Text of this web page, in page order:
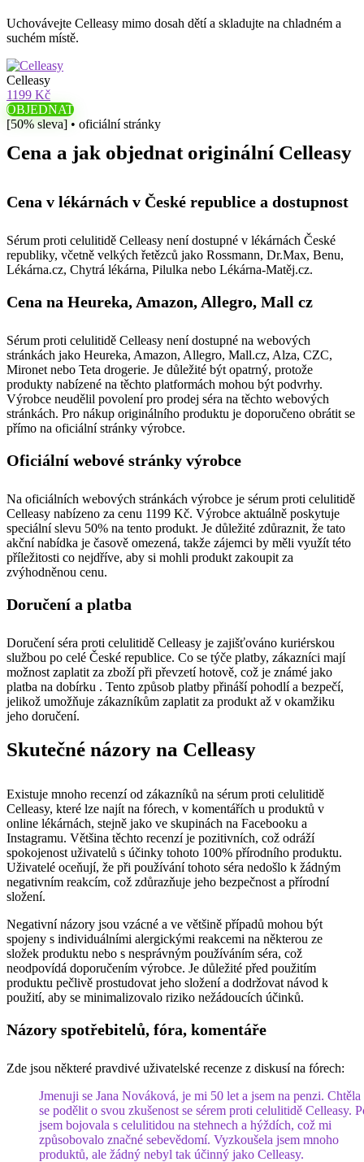
Uchovávejte Celleasy mimo dosah dětí a skladujte na chladném a
suchém místě.
Celleasy
1199 Kč
OBJEDNAT
[50% sleva] • oficiální stránky
Cena a jak objednat originální Celleasy
Cena v lékárnách v České republice a dostupnost
Sérum proti celulitidě Celleasy není dostupné v lékárnách České
republiky, včetně velkých řetězců jako Rossmann, Dr.Max, Benu,
Lékárna.cz, Chytrá lékárna, Pilulka nebo Lékárna-Matěj.cz.
Cena na Heureka, Amazon, Allegro, Mall cz
Sérum proti celulitidě Celleasy není dostupné na webových
stránkách jako Heureka, Amazon, Allegro, Mall.cz, Alza, CZC,
Mironet nebo Teta drogerie. Je důležité být opatrný, protože
produkty nabízené na těchto platformách mohou být podvrhy.
Výrobce neudělil povolení pro prodej séra na těchto webových
stránkách. Pro nákup originálního produktu je doporučeno obrátit se
přímo na oficiální stránky výrobce.
Oficiální webové stránky výrobce
Na oficiálních webových stránkách výrobce je sérum proti celulitidě
Celleasy nabízeno za cenu 1199 Kč. Výrobce aktuálně poskytuje
speciální slevu 50% na tento produkt. Je důležité zdůraznit, že tato
akční nabídka je časově omezená, takže zájemci by měli využít této
příležitosti co nejdříve, aby si mohli produkt zakoupit za
zvýhodněnou cenu.
Doručení a platba
Doručení séra proti celulitidě Celleasy je zajišťováno kuriérskou
službou po celé České republice. Co se týče platby, zákazníci mají
možnost zaplatit za zboží při převzetí hotově, což je známé jako
platba na dobírku . Tento způsob platby přináší pohodlí a bezpečí,
jelikož umožňuje zákazníkům zaplatit za produkt až v okamžiku
jeho doručení.
Skutečné názory na Celleasy
Existuje mnoho recenzí od zákazníků na sérum proti celulitidě
Celleasy, které lze najít na fórech, v komentářích u produktů v
online lékárnách, stejně jako ve skupinách na Facebooku a
Instagramu. Většina těchto recenzí je pozitivních, což odráží
spokojenost uživatelů s účinky tohoto 100% přírodního produktu.
Uživatelé oceňují, že při používání tohoto séra nedošlo k žádným
negativním reakcím, což zdůrazňuje jeho bezpečnost a přírodní
složení.
Negativní názory jsou vzácné a ve většině případů mohou být
spojeny s individuálními alergickými reakcemi na některou ze
složek produktu nebo s nesprávným používáním séra, což
neodpovídá doporučením výrobce. Je důležité před použitím
produktu pečlivě prostudovat jeho složení a dodržovat návod k
použití, aby se minimalizovalo riziko nežádoucích účinků.
Názory spotřebitelů, fóra, komentáře
Zde jsou některé pravdivé uživatelské recenze z diskusí na fórech:
Jmenuji se Jana Nováková, je mi 50 let a jsem na penzi.
se podělit o svou zkušenost se sérem proti celulitidě Celleasy.
jsem bojovala s celulitidou na stehnech a hýždích, což mi
způsobovalo značné sebevědomí. Vyzkoušela jsem mnoho
produktů, ale žádný nebyl tak účinný jako Celleasy.